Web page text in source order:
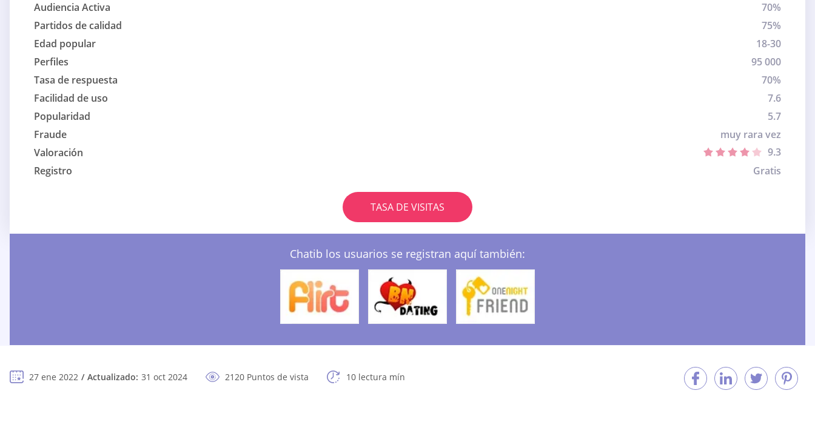
Audiencia Activa
70%
Partidos de calidad
75%
Edad popular
18-30
Perfiles
95 000
Tasa de respuesta
70%
Facilidad de uso
7.6
Popularidad
5.7
Fraude
muy rara vez
Valoración
9.3
Registro
Gratis
TASA DE VISITAS
Chatib los usuarios se registran aquí también:
27 ene 2022 Actualizado: 31 oct 2024 2120 Puntos de vista 10 lectura mín